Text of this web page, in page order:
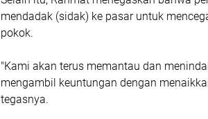
mendadak (sidak) ke pasar untuk
pokok.
"Kami akan terus memantau dan
mengambil keuntungan dengan
tegasnya.